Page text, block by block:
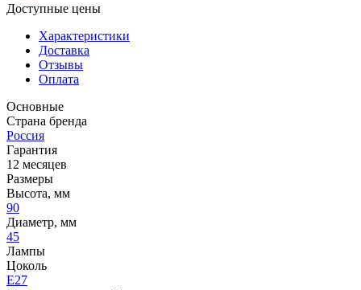
Доступные цены
Характеристики
Доставка
Отзывы
Оплата
Основные
Страна бренда
Россия
Гарантия
12 месяцев
Размеры
Высота, мм
90
Диаметр, мм
45
Лампы
Цоколь
E27